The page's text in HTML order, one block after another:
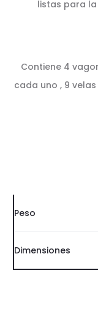
listas para
Contiene 4
cada uno , 9
Peso
Dimensiones